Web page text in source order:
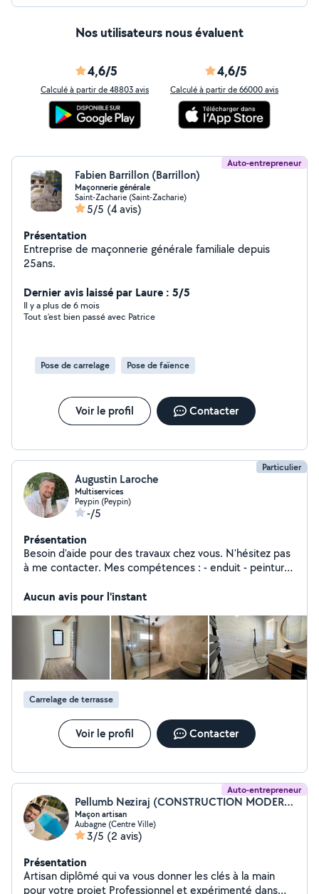
Nos utilisateurs nous évaluent
4,6/5
Calculé à partir de 48803 avis
4,6/5
Calculé à partir de 66000 avis
Auto-entrepreneur
Fabien Barrillon (Barrillon)
Maçonnerie générale
Saint-Zacharie (Saint-Zacharie)
5/5 (4 avis)
Présentation
Entreprise de maçonnerie générale familiale depuis
25ans.
Dernier avis laissé par Laure : 5/5
Il y a plus de 6 mois
Tout s’est bien passé avec Patrice
Pose de carrelage Pose de faïence
Voir le profil Contacter
Particulier
Augustin Laroche
Multiservices
Peypin (Peypin)
-/5
Présentation
Besoin d'aide pour des travaux chez vous. N'hésitez pas
à me contacter. Mes compétences : - enduit - peinture
plomberie
Aucun avis pour l'instant
Carrelage de terrasse
Voir le profil Contacter
Auto-entrepreneur
Pellumb Neziraj (CONSTRUCTION MODERNE)
Maçon artisan
Aubagne (Centre Ville)
3/5 (2 avis)
Présentation
Artisan diplômé qui va vous donner les clés à la main
pour votre projet Professionnel et expérimenté dans